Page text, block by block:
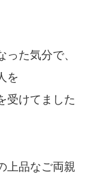
った気分で、
を
受けてました
上品なご両親